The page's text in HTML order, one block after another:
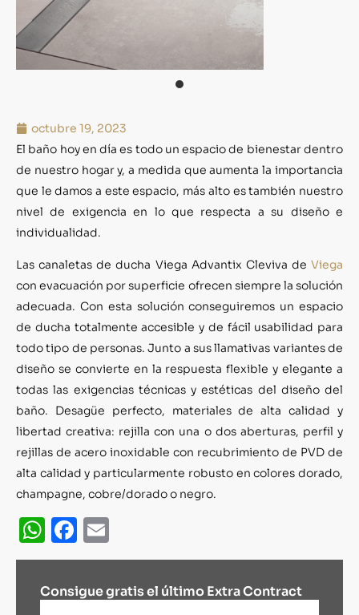
octubre 19, 2023
El baño hoy en día es todo un espacio de bienestar dentro
de nuestro hogar y, a medida que aumenta la importancia
que le damos a este espacio, más alto es también nuestro
nivel de exigencia en lo que respecta a su diseño e
individualidad.
Las canaletas de ducha Viega Advantix Cleviva de Viega
con evacuación por superficie ofrecen siempre la solución
adecuada. Con esta solución conseguiremos un espacio
de ducha totalmente accesible y de fácil usabilidad para
todo tipo de personas. Junto a sus llamativas variantes de
diseño se convierte en la respuesta flexible y elegante a
todas las exigencias técnicas y estéticas del diseño del
baño. Desagüe perfecto, materiales de alta calidad y
libertad creativa: rejilla con una o dos aberturas, perfil y
rejillas de acero inoxidable con recubrimiento de PVD de
alta calidad y particularmente robusto en colores dorado,
champagne, cobre/dorado o negro.
WhatsApp
Facebook
Consigue gratis el último Extra Contract